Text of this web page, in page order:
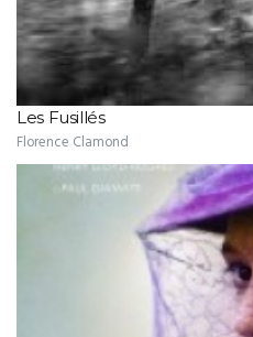
Les Fusillés
Florence Clamond